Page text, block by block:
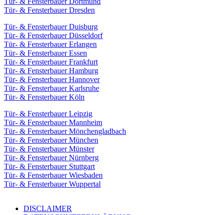
Tür- & Fensterbauer Dresden
Tür- & Fensterbauer Duisburg
Tür- & Fensterbauer Düsseldorf
Tür- & Fensterbauer Erlangen
Tür- & Fensterbauer Essen
Tür- & Fensterbauer Frankfurt
Tür- & Fensterbauer Hamburg
Tür- & Fensterbauer Hannover
Tür- & Fensterbauer Karlsruhe
Tür- & Fensterbauer Köln
Tür- & Fensterbauer Leipzig
Tür- & Fensterbauer Mannheim
Tür- & Fensterbauer Mönchengladbach
Tür- & Fensterbauer München
Tür- & Fensterbauer Münster
Tür- & Fensterbauer Nürnberg
Tür- & Fensterbauer Stuttgart
Tür- & Fensterbauer Wiesbaden
Tür- & Fensterbauer Wuppertal
DISCLAIMER